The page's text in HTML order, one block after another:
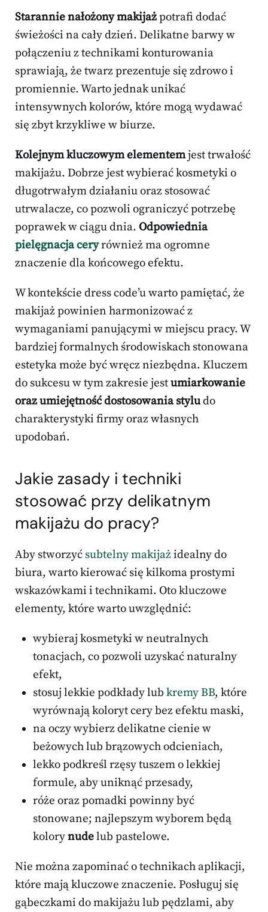
Starannie nałożony makijażpotrafi dodać
świeżości na cały dzień. Delikatne barwy w
połączeniu z technikami konturowania
sprawiają, że twarz prezentuje się zdrowo i
promiennie. Warto jednak unikać
intensywnych kolorów, które mogą wydawać
się zbyt krzykliwe w biurze.
Kolejnym kluczowym elementemjest trwałość
makijażu. Dobrze jest wybierać kosmetyki o
długotrwałym działaniu oraz stosować
utrwalacze, co pozwoli ograniczyć potrzebę
poprawek w ciągu dnia. Odpowiednia
pielęgnacja ceryrównież ma ogromne
znaczenie dla końcowego efektu.
W kontekście dress code’u warto pamiętać, że
makijaż powinien harmonizować z
wymaganiami panującymi w miejscu pracy. W
bardziej formalnych środowiskach stonowana
estetyka może być wręcz niezbędna. Kluczem
do sukcesu w tym zakresie jestumiarkowanie
oraz umiejętność dostosowania styludo
charakterystyki firmy oraz własnych
upodobań.
Jakie zasady i techniki
stosować przy delikatnym
makijażu do pracy?
Aby stworzyć subtelny makijażidealny do
biura, warto kierować się kilkoma prostymi
wskazówkami i technikami. Oto kluczowe
elementy, które warto uwzględnić:
wybieraj kosmetyki w neutralnych
tonacjach, co pozwoli uzyskać naturalny
efekt,
stosuj lekkie podkłady lub kremy BB, które
wyrównają koloryt cery bez efektu maski,
na oczy wybierz delikatne cienie w
beżowych lub brązowych odcieniach,
lekko podkreśl rzęsy tuszem o lekkiej
formule, aby uniknąć przesady,
róże oraz pomadki powinny być
stonowane; najlepszym wyborem będą
kolorynudelub pastelowe.
Nie można zapominać o technikach aplikacji,
które mają kluczowe znaczenie. Posługuj się
gąbeczkami do makijażu lub pędzlami, aby